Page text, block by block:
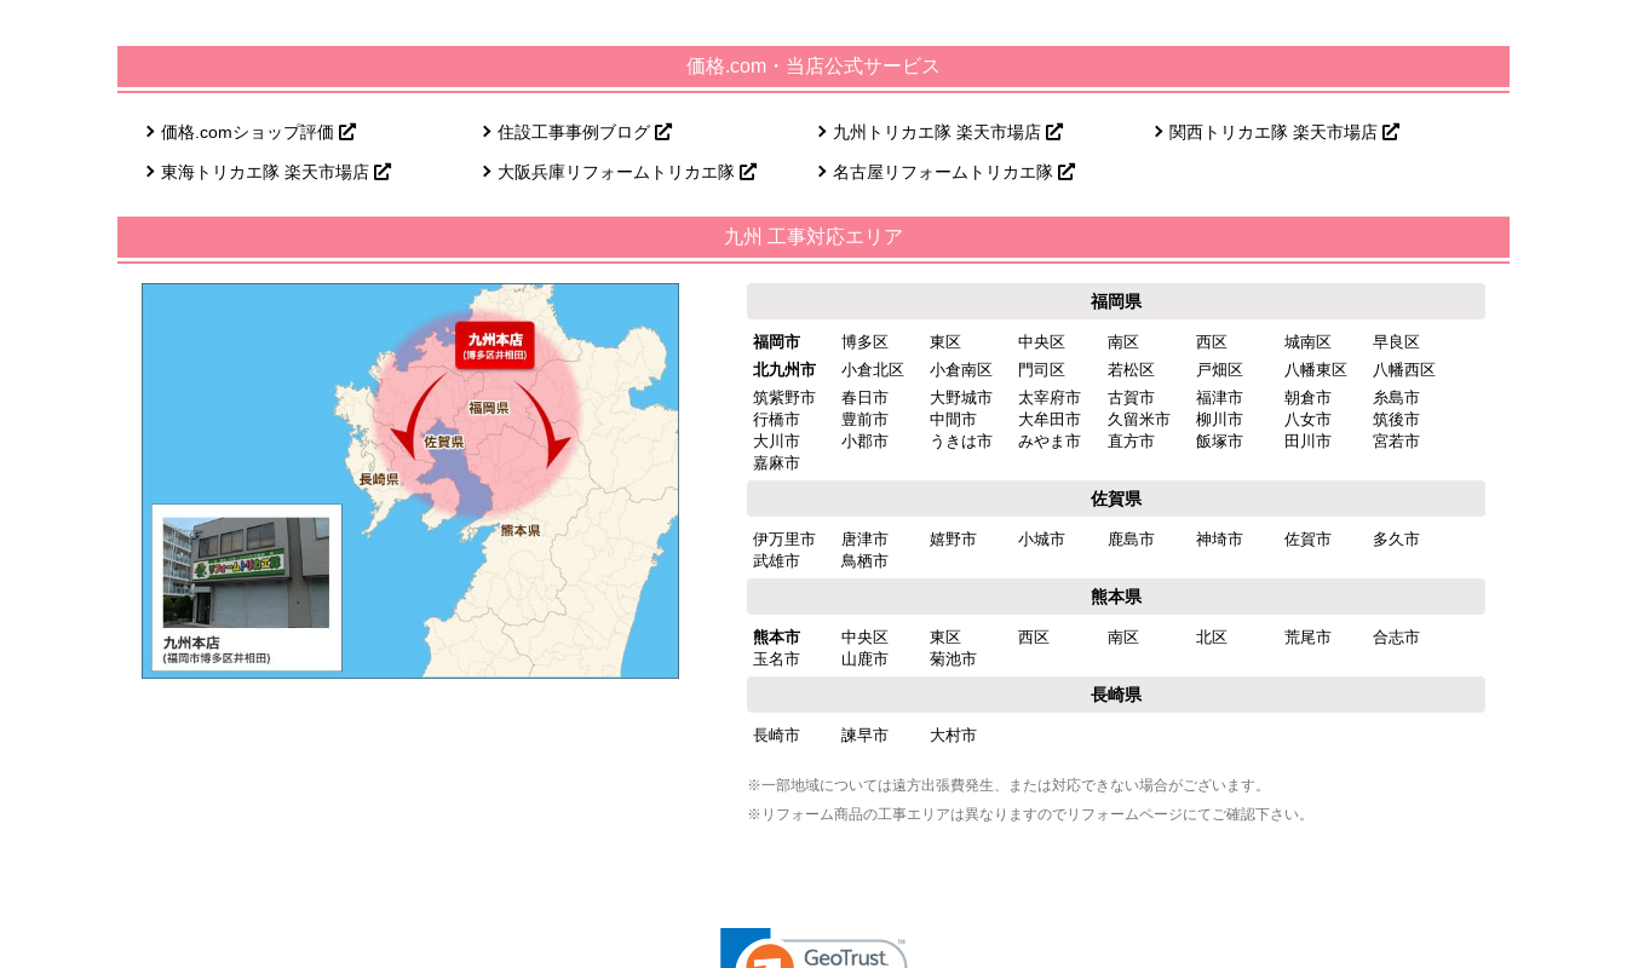
価格.com・当店公式サービス
価格.comショップ評価 住設工事事例ブログ 九州トリカエ隊 楽天市場店 関西トリカエ隊 楽天市場店
東海トリカエ隊 楽天市場店 大阪兵庫リフォームトリカエ隊 名古屋リフォームトリカエ隊
九州 工事対応エリア
福岡県
福岡市 博多区 東区 中央区 南区 西区 城南区
早良区
北九州市
小倉北区 小倉南区 門司区 若松区 戸畑区 八幡東区
八幡西区
筑紫野市
春日市 大野城市 太宰府市 古賀市 福津市 朝倉市
糸島市
行橋市
豊前市 中間市 大牟田市 久留米市 柳川市 八女市
筑後市
大川市
小郡市 うきは市 みやま市 直方市 飯塚市 田川市
宮若市
嘉麻市
佐賀県
伊万里市 唐津市 嬉野市 小城市 鹿島市 神埼市 佐賀市
多久市
武雄市
鳥栖市
熊本県
熊本市 中央区 東区 西区 南区 北区 荒尾市
合志市
玉名市
山鹿市 菊池市
長崎県
長崎市 諫早市 大村市
※一部地域については遠方出張費発生、または対応できない場合がございます。
※リフォーム商品の工事エリアは異なりますのでリフォームページにてご確認下さい。